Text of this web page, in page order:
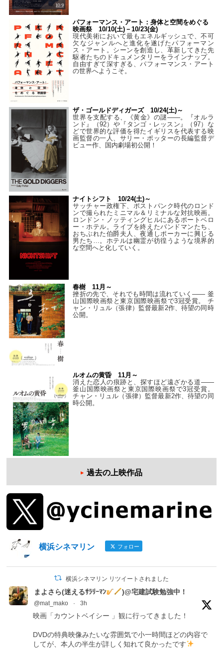
パフォーマンス・アート：身体と空間をめぐる
映画祭 10/10(土)－10/23(金)
現代美術において最もエネルギッシュで、不可
欠なジャンルへと進化を遂げたパフォーマン
ス・アート。シーンを創造し、革新してきた先
駆者たちのドキュメンタリーをラインナップ。
自由すぎて深すぎる、パフォーマンス・アート
の世界へようこそ。
ザ・ゴールドディガーズ 10/24(土)～
世界を支配する、《黄金》の謎――。『オルラ
ンド』（92）や『タンゴ・レッスン』（97）な
どで世界的な評価を得たイギリスを代表する映
画監督の一人、サリー・ポッターの長編監督デ
ビュー作、国内劇場初公開！
ナイトシフト 10/24(土)～
サッチャー政権下、ポストパンク時代のロンド
ンで撮られたミニマル＆リミナルな対抗映画。
ロンドン・ノッティングヒルにあるポートベロ
ー・ホテル。ライブを終えたバンドマンたち、
おちぶれた伯爵夫人、夜通しポーカーに興じる
男たち…。ホテルは幽霊が彷徨うような境界的
な空間へと化していく。
春樹 11月～
挫折の先で、それでも時間は流れていく—— 釜
山国際映画祭と東京国際映画祭で3冠受賞。 チ
ャン・リュル（張律）監督最新2作、待望の同時
公開。
ルオムの黄昏 11月～
消えた恋人の痕跡と、探すほど遠ざかる道——
釜山国際映画祭と東京国際映画祭で3冠受賞。
チャン・リュル（張律）監督最新2作、待望の同
時公開。
過去の上映作品
横浜シネマリン フォロー
横浜シネマリン リツイートされました
まよさら(迷えるｻﾗﾘｰﾏﾝ )@宅建試験勉強中！
@mat_mako · 3h
映画「カウントベイシー 」観に行ってきました！
DVDの特典映像みたいな雰囲気で小一時間ほどの内容で
してが、本人の半生が詳しく知れて良かったです